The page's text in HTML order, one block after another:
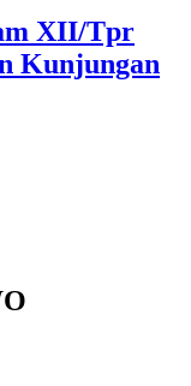
XII/Tpr
Kunjungan